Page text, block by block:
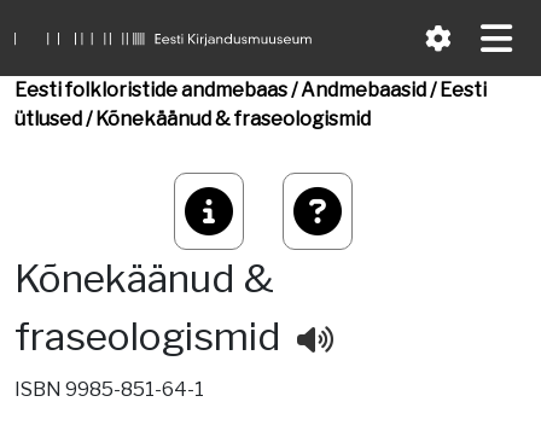
Eesti folkloristide andmebaas/Andmebaasid/Eesti
ütlused/Kõnekäänud & fraseologismid
Kõnekäänud &
fraseologismid
ISBN 9985-851-64-1